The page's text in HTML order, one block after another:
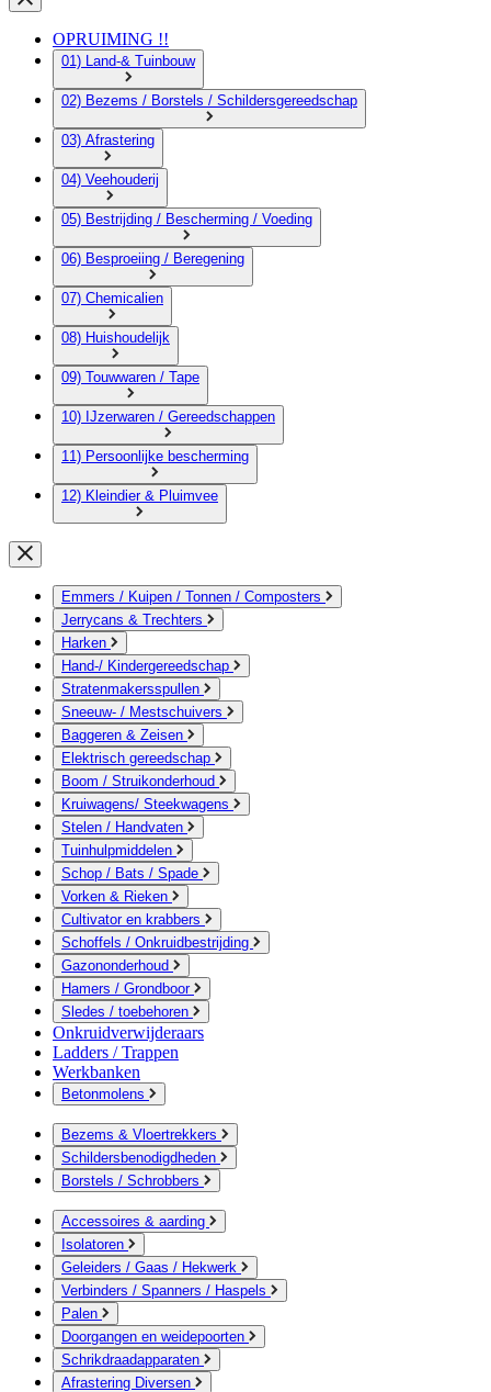
OPRUIMING !!
01) Land-& Tuinbouw
02) Bezems / Borstels / Schildersgereedschap
03) Afrastering
04) Veehouderij
05) Bestrijding / Bescherming / Voeding
06) Besproeiing / Beregening
07) Chemicalien
08) Huishoudelijk
09) Touwwaren / Tape
10) IJzerwaren / Gereedschappen
11) Persoonlijke bescherming
12) Kleindier & Pluimvee
Emmers / Kuipen / Tonnen / Composters
Jerrycans & Trechters
Harken
Hand-/ Kindergereedschap
Stratenmakersspullen
Sneeuw- / Mestschuivers
Baggeren & Zeisen
Elektrisch gereedschap
Boom / Struikonderhoud
Kruiwagens/ Steekwagens
Stelen / Handvaten
Tuinhulpmiddelen
Schop / Bats / Spade
Vorken & Rieken
Cultivator en krabbers
Schoffels / Onkruidbestrijding
Gazononderhoud
Hamers / Grondboor
Sledes / toebehoren
Onkruidverwijderaars
Ladders / Trappen
Werkbanken
Betonmolens
Bezems & Vloertrekkers
Schildersbenodigdheden
Borstels / Schrobbers
Accessoires & aarding
Isolatoren
Geleiders / Gaas / Hekwerk
Verbinders / Spanners / Haspels
Palen
Doorgangen en weidepoorten
Schrikdraadapparaten
Afrastering Diversen